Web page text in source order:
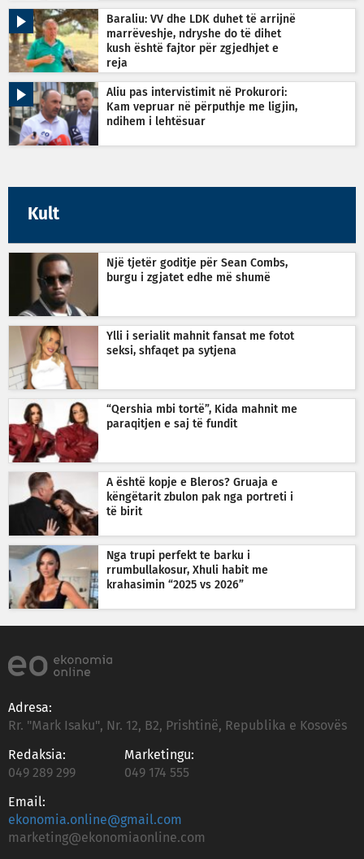
Baraliu: VV dhe LDK duhet të arrijnë
marrëveshje, ndryshe do të dihet
kush është fajtor për zgjedhjet e
reja
Aliu pas intervistimit në Prokurori:
Kam vepruar në përputhje me ligjin,
ndihem i lehtësuar
Kult
Një tjetër goditje për Sean Combs,
burgu i zgjatet edhe më shumë
Ylli i serialit mahnit fansat me fotot
seksi, shfaqet pa sytjena
“Qershia mbi tortë”, Kida mahnit me
paraqitjen e saj të fundit
A është kopje e Bleros? Gruaja e
këngëtarit zbulon pak nga portreti i
të birit
Nga trupi perfekt te barku i
rrumbullakosur, Xhuli habit me
krahasimin “2025 vs 2026”
Adresa:
Rr. "Mark Isaku", Nr. 12, B2, Prishtinë, Republika e Kosovës
Redaksia:
049 289 299
Marketingu:
049 174 555
Email:
ekonomia.online@gmail.com
marketing@ekonomiaonline.com